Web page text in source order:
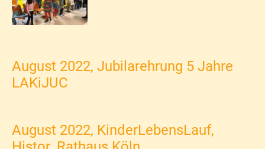
August 2022, Jubilarehrung 5 Jahre
LAKiJUC
August 2022, KinderLebensLauf,